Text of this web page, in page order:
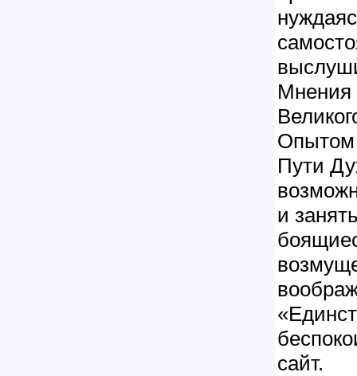
Мнения
Опытом
Пути
и
сайт.